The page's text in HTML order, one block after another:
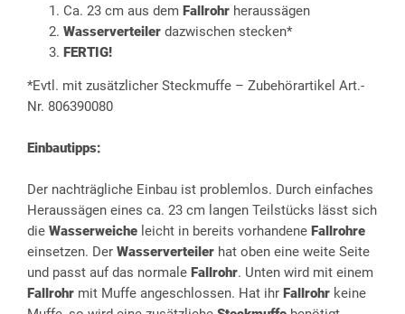
Ca. 23 cm aus dem Fallrohr heraussägen
Wasserverteiler dazwischen stecken*
FERTIG!
*Evtl. mit zusätzlicher Steckmuffe – Zubehörartikel Art.-
Nr. 806390080
Einbautipps:
Der nachträgliche Einbau ist problemlos. Durch einfaches
Heraussägen eines ca. 23 cm langen Teilstücks lässt sich
die Wasserweiche leicht in bereits vorhandene Fallrohre
einsetzen. Der Wasserverteiler hat oben eine weite Seite
und passt auf das normale Fallrohr. Unten wird mit einem
Fallrohr mit Muffe angeschlossen. Hat ihr Fallrohr keine